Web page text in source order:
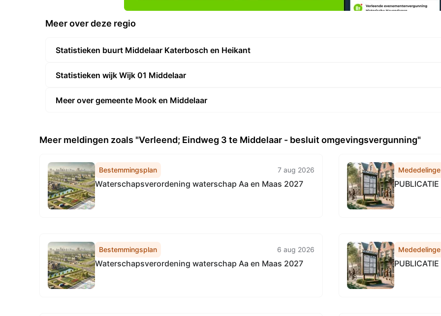
Meer over deze regio
Statistieken buurt Middelaar Katerbosch en Heikant
Statistieken wijk Wijk 01 Middelaar
Meer over gemeente Mook en Middelaar
Meer meldingen zoals "Verleend; Eindweg 3 te Middelaar - besluit omgevingsvergunning"
Bestemmingsplan 7 aug 2026
Waterschapsverordening waterschap Aa en Maas 2027
Bestemmingsplan 6 aug 2026
Waterschapsverordening waterschap Aa en Maas 2027